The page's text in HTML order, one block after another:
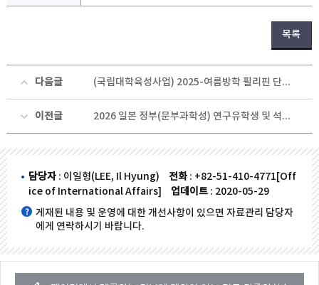
목록
다음글 (국립대학육성사업) 2025-여름방학 필리핀 단기어학연수 최종 선발자 알림
이전글 2026 일본 정부(문부과학성) 연구유학생 및 석박사학위과정 장학생 선발 안내
담당자 : 이일형(LEE, Il Hyung) 전화 : +82-51-410-4771[Off
ice of International Affairs]
업데이트 : 2020-05-29
게재된 내용 및 운영에 대한 개선사항이 있으면 자료관리 담당자
에게 연락하시기 바랍니다.